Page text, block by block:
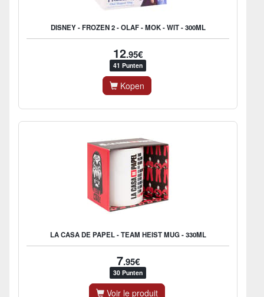
DISNEY - FROZEN 2 - OLAF - MOK - WIT - 300ML
12.95€
41 Punten
Kopen
LA CASA DE PAPEL - TEAM HEIST MUG - 330ML
7.95€
30 Punten
Voir le produit